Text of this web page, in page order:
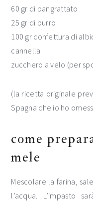
60 gr di pangrattato
25 gr di burro
100 gr confettura di
cannella
zucchero a velo (per
(la ricetta originale
Spagna che io ho
come
mele
Mescolare la farina,
l’acqua. L’impasto